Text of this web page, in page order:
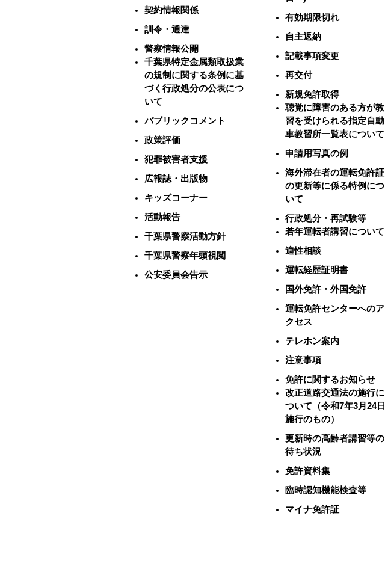
契約情報関係
訓令・通達
警察情報公開
千葉県特定金属類取扱業
の規制に関する条例に基
づく行政処分の公表につ
いて
パブリックコメント
政策評価
犯罪被害者支援
広報誌・出版物
キッズコーナー
活動報告
千葉県警察活動方針
千葉県警察年頭視閲
公安委員会告示
有効期限切れ
自主返納
記載事項変更
再交付
新規免許取得
聴覚に障害のある方が教
習を受けられる指定自動
車教習所一覧表について
申請用写真の例
海外滞在者の運転免許証
の更新等に係る特例につ
いて
行政処分・再試験等
若年運転者講習について
適性相談
運転経歴証明書
国外免許・外国免許
運転免許センターへのア
クセス
テレホン案内
注意事項
免許に関するお知らせ
改正道路交通法の施行に
ついて（令和7年3月24日
施行のもの）
更新時の高齢者講習等の
待ち状況
免許資料集
臨時認知機能検査等
マイナ免許証